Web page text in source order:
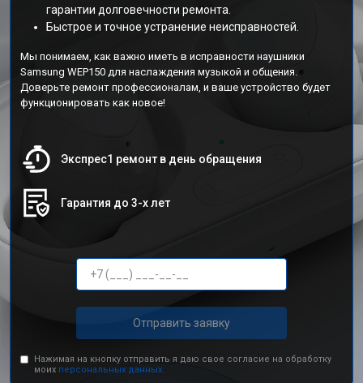
гарантии долговечности ремонта.
Быстрое и точное устранение неисправностей.
Мы понимаем, как важно иметь в исправности наушники
Samsung WEP150 для наслаждения музыкой и общения.
Доверьте ремонт профессионалам, и ваше устройство будет
функционировать как новое!
Экспрес1 ремонт в день обращения
Гарантия до 3-х лет
Отправить заявку
Нажимая на кнопку отправить я даю свое согласие на обработку
моих персональных данных.